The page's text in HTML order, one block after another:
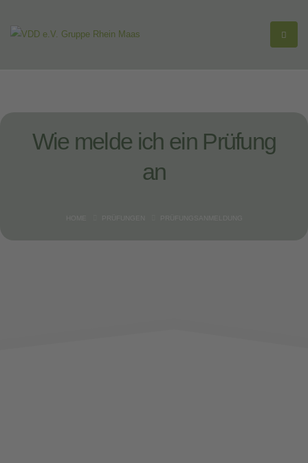
Wie melde ich ein Prüfung
an